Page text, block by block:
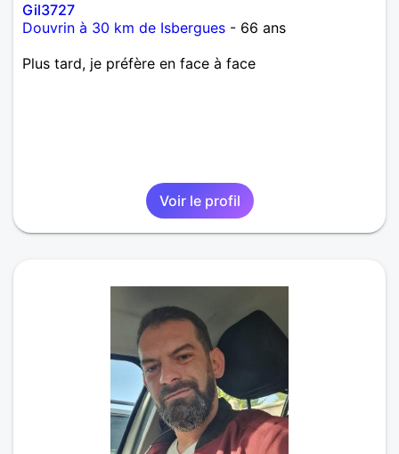
Gil3727
Douvrin à 30 km de Isbergues - 66 ans
Plus tard, je préfère en face à face
Voir le profil